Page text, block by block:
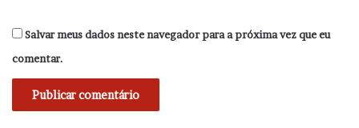
Salvar meus dados neste navegador para a próxima vez que eu
comentar.